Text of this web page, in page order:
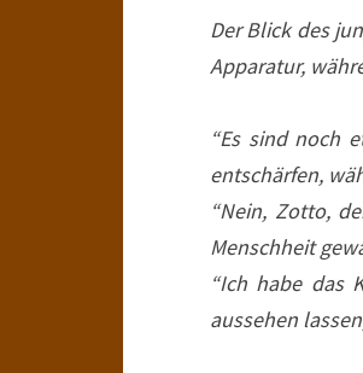
Der Blick des
Apparatur,
“Es sind noch
entschärfen,
“Nein, Zotto,
Menschheit
“Ich habe das
aussehen